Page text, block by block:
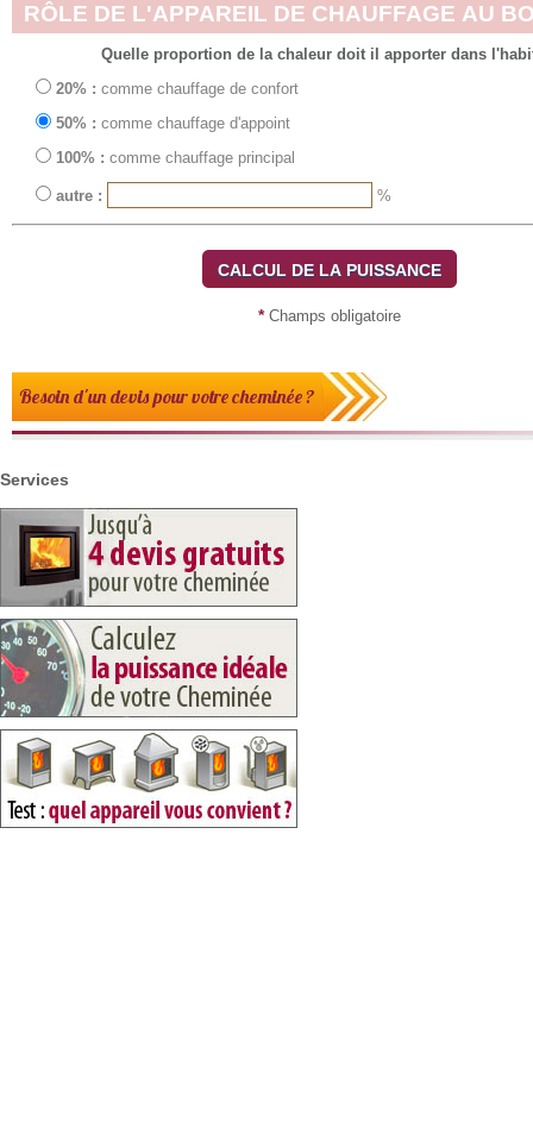
RÔLE DE L'APPAREIL DE CHAUFFAGE AU
Quelle proportion de la chaleur doit il apporter dans
20% : comme chauffage de confort
50% : comme chauffage d'appoint
100% : comme chauffage principal
autre : %
* Champs obligatoire
Besoin d'un devis pour votre cheminée ?
Services